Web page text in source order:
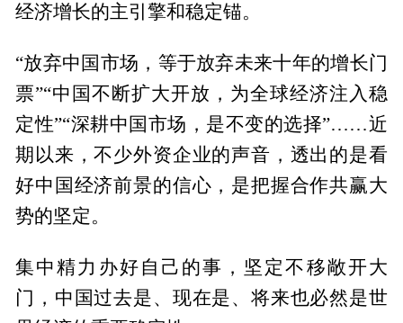
经济增长的主引擎和稳定锚。
“放弃中国市场，等于放弃未来十年的增长门
票”“中国不断扩大开放，为全球经济注入稳
定性”“深耕中国市场，是不变的选择”……近
期以来，不少外资企业的声音，透出的是看
好中国经济前景的信心，是把握合作共赢大
势的坚定。
集中精力办好自己的事，坚定不移敞开大
门，中国过去是、现在是、将来也必然是世